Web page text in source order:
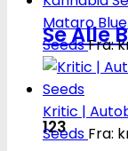
Se Alle
123
Mataro
SeedsFra:
Kritic |
Seeds Fra: